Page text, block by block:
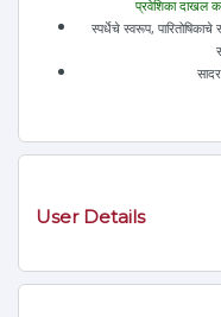
प्रवेशिका दाखल
स्पर्धेचे स्वरूप, पारितोषिकाचे
User Details